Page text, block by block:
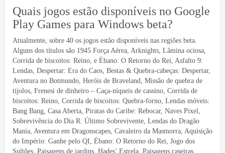
Quais jogos estão disponíveis no Google
Play Games para Windows beta?
Atualmente, sobre 40 os jogos estão disponíveis nas regiões beta.
Alguns dos títulos são 1945 Força Aérea, Arknights, Lâmina ociosa,
Corrida de biscoitos: Reino, e Ébano: O Retorno do Rei, Asfalto 9:
Lendas, Despertar: Era do Caos, Bestas & Quebra-cabeças: Despertar,
Aventura no Botmundo, Heróis de Braveland, Missão de quebra de
tijolos, Frenesi de dinheiro – Caça-níqueis de cassino, Corrida de
biscoitos: Reino, Corrida de biscoitos: Quebra-forno, Lendas móveis:
Bang Bang, Casa Aberta, Piratas do Caribe: Rebocar, Naves Pixel,
Sobrevivência do Dia R: Último Sobrevivente, Lendas do Dragão
Mania, Aventura em Dragonscapes, Cavaleiro da Masmorra, Aquisição
do Império: Ganhe pelo QI, Ébano: O Retorno do Rei, Jogo dos
Sultões, Paisagens de jardins, Hades’ Estrela, Paisagens caseiras,